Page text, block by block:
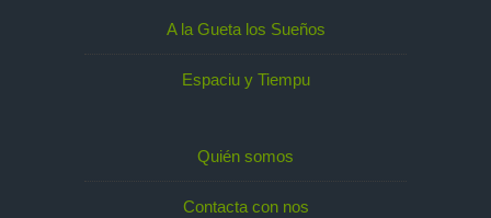
A la Gueta los Sueños
Espaciu y Tiempu
Quién somos
Contacta con nos